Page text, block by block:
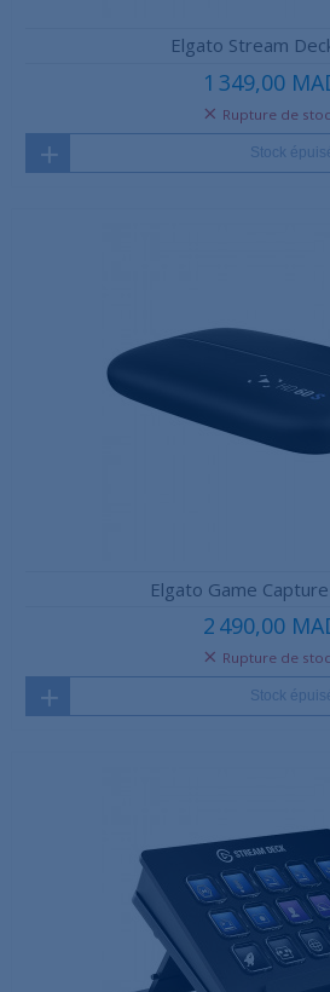
Elgato Stream
1 349,00
Rupture de
Stock
Elgato Game
2 490,00
Rupture de
Stock